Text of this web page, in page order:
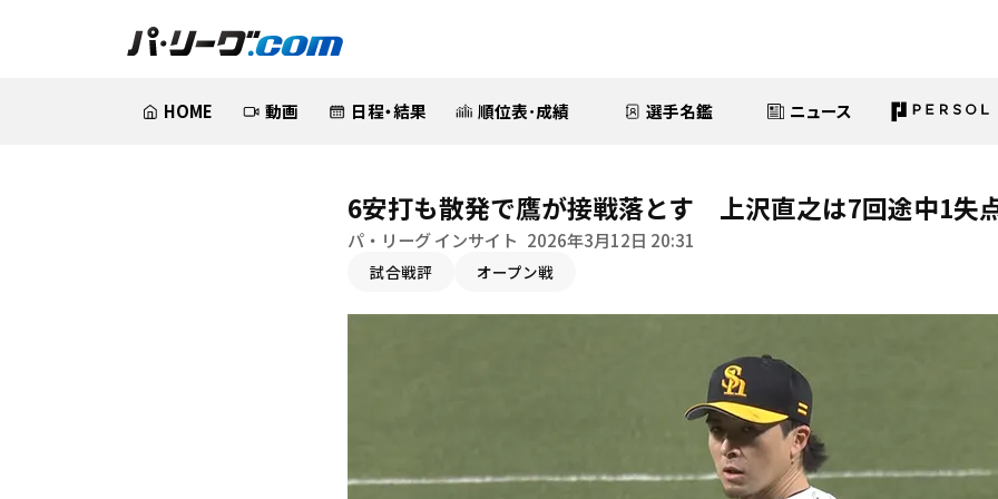
HOME 動画 日程・結果 順位表･成績 選手名鑑 ニュース
6安打も散発で鷹が接戦落とす 上沢直之は7回途中1失
パ・リーグ インサイト 2026年3月12日 20:31
試合戦評 オープン戦